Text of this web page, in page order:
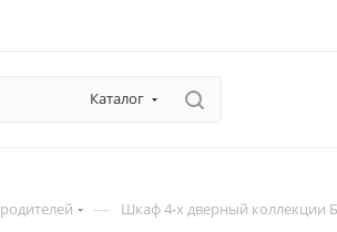
Каталог
— Шкаф 4-х дверный коллекции